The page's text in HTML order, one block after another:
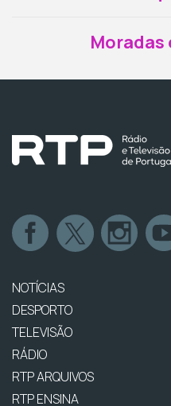
Moradas
NOTÍCIAS
DESPORTO
TELEVISÃO
RÁDIO
RTP ARQUIVOS
RTP ENSINA